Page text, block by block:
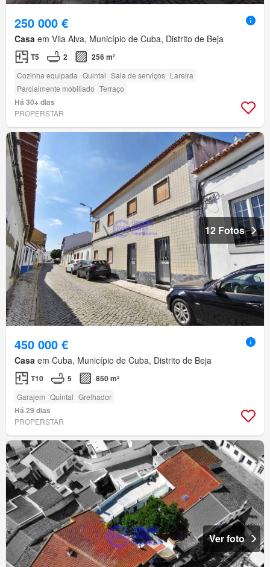
250 000 €
Casa em Vila Alva, Município de Cuba, Distrito de Beja
T5 2 256 m²
Cozinha equipada Quintal Sala de serviços Lareira
Parcialmente mobiliado Terraço
Há 30+ dias
PROPERSTAR
12 Fotos
450 000 €
Casa em Cuba, Município de Cuba, Distrito de Beja
T10 5 850 m²
Garajem Quintal Grelhador
Há 29 dias
PROPERSTAR
Ver foto